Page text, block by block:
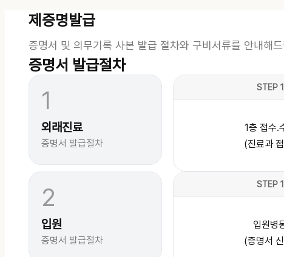
제증명발급
증명서 및 의무기록 사본 발급 절차와 구비서류를 안내해
증명서 발급절차
1
외래진료
증명서 발급절차
STEP 1
1층 접수.
(진료과
2
입원
증명서 발급절차
STEP 1
입원병
(증명서